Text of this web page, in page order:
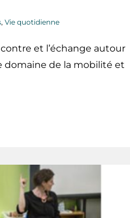
, Vie quotidienne
et l’échange autour
domaine de la mobilité et